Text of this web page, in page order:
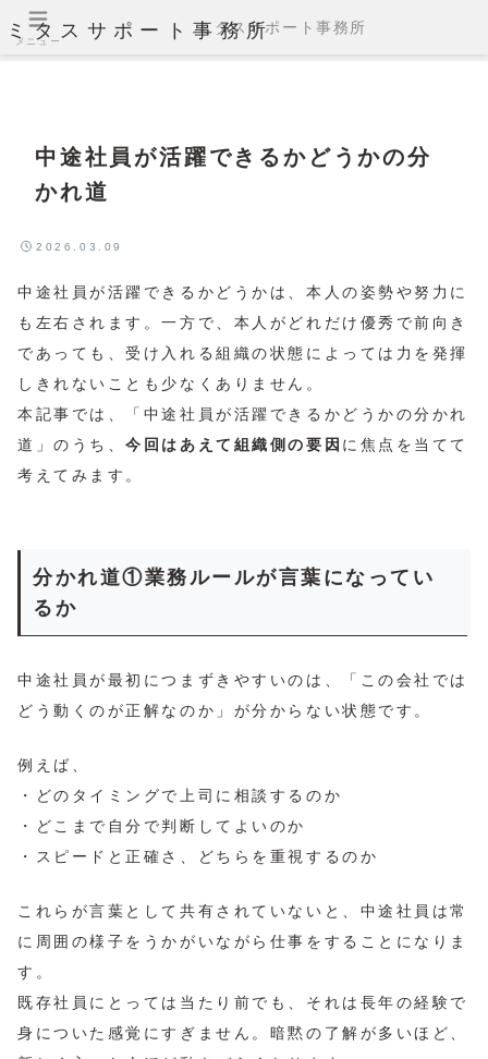
ミタスサポート事務所
中途社員が活躍できるかどうかの分
かれ道
2026.03.09
中途社員が活躍できるかどうかは、本人の姿勢や努力に
も左右されます。一方で、本人がどれだけ優秀で前向き
であっても、受け入れる組織の状態によっては力を発揮
しきれないことも少なくありません。
本記事では、「中途社員が活躍できるかどうかの分かれ
道」のうち、今回はあえて組織側の要因 に焦点を当てて
考えてみます。
分かれ道①業務ルールが言葉になってい
るか
中途社員が最初につまずきやすいのは、「この会社では
どう動くのが正解なのか」が分からない状態です。
例えば、
・どのタイミングで上司に相談するのか
・どこまで自分で判断してよいのか
・スピードと正確さ、どちらを重視するのか
これらが言葉として共有されていないと、中途社員は常
に周囲の様子をうかがいながら仕事をすることになりま
す。
既存社員にとっては当たり前でも、それは長年の経験で
身についた感覚にすぎません。暗黙の了解が多いほど、
メニュー
ミタスサポート事務所